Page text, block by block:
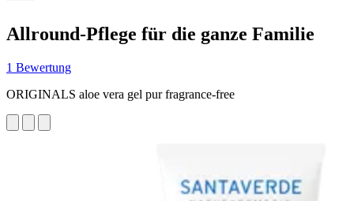
Allround-Pflege für die ganze Familie
1 Bewertung
ORIGINALS aloe vera gel pur fragrance-free